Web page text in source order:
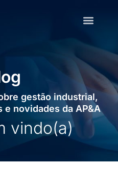
gestão industrial,
e novidades da AP&A
vindo(a)